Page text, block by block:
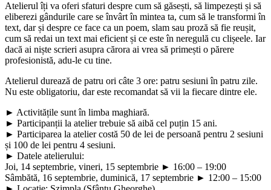
Atelierul îți va oferi sfaturi despre cum să găsești, să limpezești și să
eliberezi gândurile care se învârt în mintea ta, cum să le transformi în
text, dar și despre ce face ca un poem, slam sau proză să fie reușit,
cum să redai un text mai eficient și ce este în neregulă cu clișeele. Iar
dacă ai niște scrieri asupra cărora ai vrea să primești o părere
profesionistă, adu-le cu tine.
Atelierul durează de patru ori câte 3 ore: patru sesiuni în patru zile.
Nu este obligatoriu, dar este recomandat să vii la fiecare dintre ele.
► Activitățile sunt în limba maghiară.
► Participanții la atelier trebuie să aibă cel puțin 15 ani.
► Participarea la atelier costă 50 de lei de persoană pentru 2 sesiuni
și 100 de lei pentru 4 sesiuni.
► Datele atelierului:
Joi, 14 septembrie, vineri, 15 septembrie ► 16:00 – 19:00
Sâmbătă, 16 septembrie, duminică, 17 septembrie ► 12:00 – 15:00